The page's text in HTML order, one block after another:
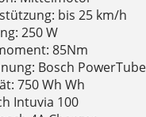
bis 25 km/h
250 W
85Nm
Bosch
750 Wh Wh
Intuvia 100